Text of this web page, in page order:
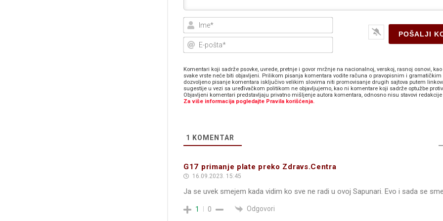
Ime*
E-
Komentari koji sadrže psovke, uvrede, pretnje i govor mržnje na nacionalnoj, verskoj, rasnoj osnovi,
svake vrste neće biti objavljeni. Prilikom pisanja komentara vodite računa o pravopisnim i
dozvoljeno pisanje komentara isključivo velikim slovima niti promovisanje drugih sajtova putem
sugestije u vezi sa uređivačkom politikom ne objavljujemo, kao ni komentare koji sadrže optužbe
Objavljeni komentari predstavljaju privatno mišljenje autora komentara, odnosno nisu stavovi redakcije
Za više informacija pogledajte Pravila korišćenja.
1 KOMENTAR
G17 primanje plate preko Zdravs.Centra
16.09.2023. 15:45
Ja se uvek smejem kada vidim ko sve ne radi u ovoj Sapunari. Evo i sada se
1 0 Odgovori